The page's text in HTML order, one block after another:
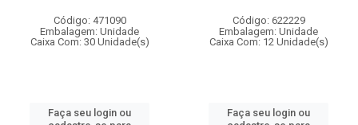
Código: 471090
Embalagem: Unidade
Caixa Com: 30 Unidade(s)
Faça seu login ou
Código: 622229
Embalagem: Unidade
Caixa Com: 12 Unidade(s)
Faça seu login ou